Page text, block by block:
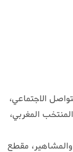
الاجتماعي،
المغربي،
مقطع